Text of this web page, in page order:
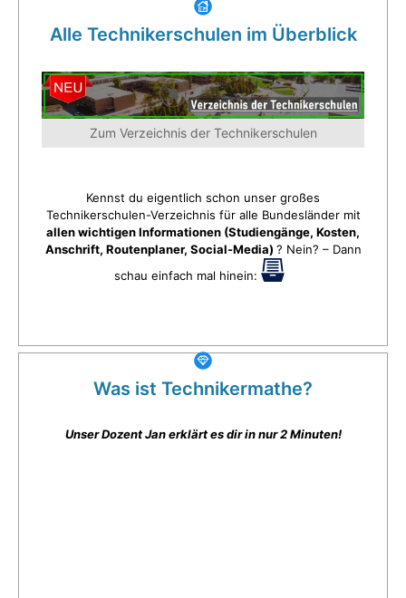
Alle Technikerschulen im Überblick
Zum Verzeichnis der Technikerschulen
Kennst du eigentlich schon unser großes
Technikerschulen-Verzeichnis für alle Bundesländer mit
allen wichtigen Informationen (Studiengänge, Kosten,
Anschrift, Routenplaner, Social-Media) ? Nein? – Dann
schau einfach mal hinein:
Was ist Technikermathe?
Unser Dozent Jan erklärt es dir in nur 2 Minuten!